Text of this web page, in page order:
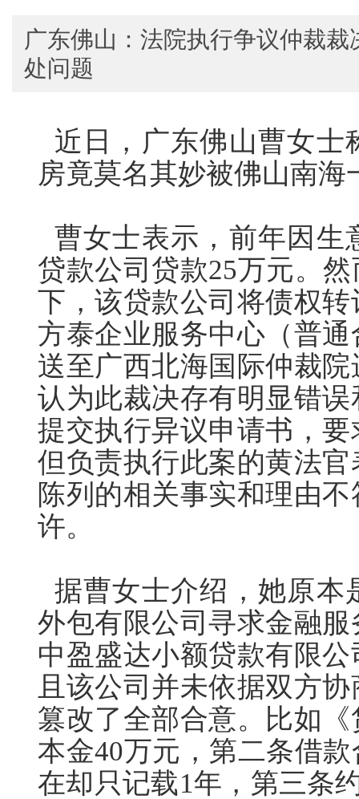
广东佛山：法院执行争议仲裁
处问题
近日，广东佛山曹女士
房竟莫名其妙被佛山南海
曹女士表示，前年因生
贷款公司贷款25万元。
下，该贷款公司将债权
方泰企业服务中心（普
送至广西北海国际仲裁
认为此裁决存有明显错
提交执行异议申请书，
但负责执行此案的黄法
陈列的相关事实和理由
许。
据曹女士介绍，她原本
外包有限公司寻求金融
中盈盛达小额贷款有限
且该公司并未依据双方
篡改了全部合意。比如
本金40万元，第二条借
在却只记载1年，第三条